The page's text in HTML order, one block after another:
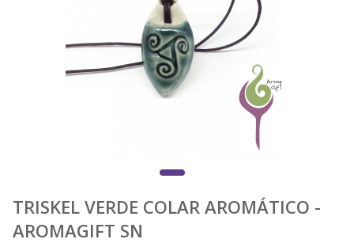
TRISKEL VERDE COLAR AROMÁTICO -
AROMAGIFT SN